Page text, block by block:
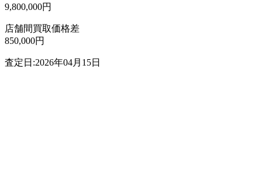
9,800,000円
店舗間買取価格差
850,000円
査定日:2026年04月15日